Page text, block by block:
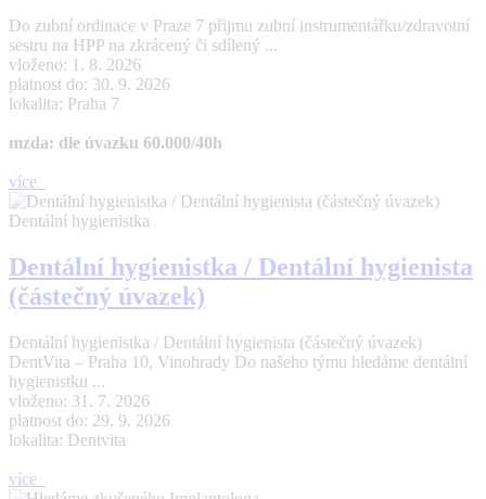
Do zubní ordinace v Praze 7 přijmu zubní instrumentářku/zdravotní
sestru na HPP na zkrácený či sdílený ...
vloženo: 1. 8. 2026
platnost do: 30. 9. 2026
lokalita: Praha 7
mzda: dle úvazku 60.000/40h
více
Dentální hygienistka
Dentální hygienistka / Dentální hygienista
(částečný úvazek)
Dentální hygienistka / Dentální hygienista (částečný úvazek)
DentVita – Praha 10, Vinohrady Do našeho týmu hledáme dentální
hygienistku ...
vloženo: 31. 7. 2026
platnost do: 29. 9. 2026
lokalita: Dentvita
více